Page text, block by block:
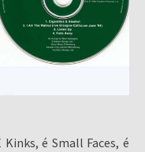
é Small Faces, é